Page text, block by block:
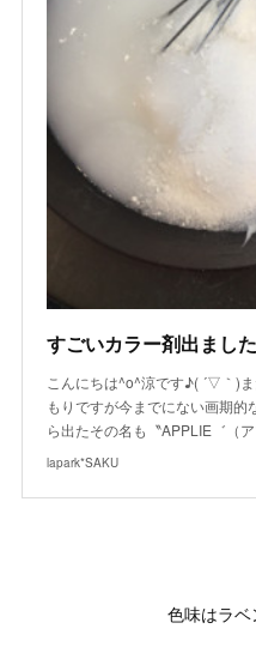
すごいカラー剤出まし
こんにちは^o^涼です♪( ´▽｀)
もりですが今までにない画期
ら出たその名も〝APPLIE゛（
lapark*SAKU
色味はラベ